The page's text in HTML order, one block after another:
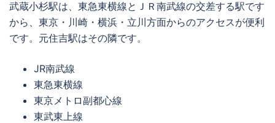
武蔵小杉駅は、東急東横線とＪＲ南武線の交差する駅です
から、東京・川崎・横浜・立川方面からのアクセスが便利
です。元住吉駅はその隣です。
JR南武線
東急東横線
東京メトロ副都心線
東武東上線